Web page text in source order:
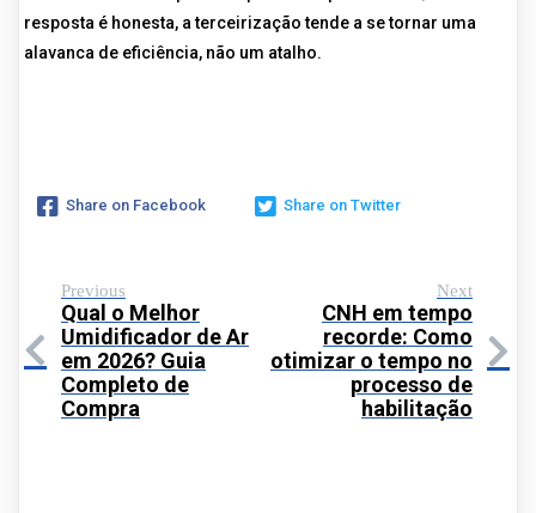
resposta é honesta, a terceirização tende a se tornar uma
alavanca de eficiência, não um atalho.
Share on Facebook Share on Twitter
Previous
Qual o Melhor
Umidificador de Ar
em 2026? Guia
Completo de
Compra
Next
CNH em tempo
recorde: Como
otimizar o tempo no
processo de
habilitação